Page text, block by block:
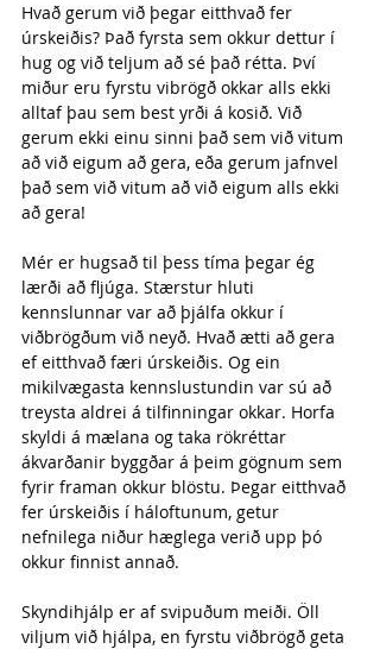
Hvað gerum við þegar eitthvað fer
úrskeiðis? Það fyrsta sem okkur dettur í
hug og við teljum að sé það rétta. Því
miður eru fyrstu vibrögð okkar alls ekki
alltaf þau sem best yrði á kosið. Við
gerum ekki einu sinni það sem við vitum
að við eigum að gera, eða gerum jafnvel
það sem við vitum að við eigum alls ekki
að gera!
Mér er hugsað til þess tíma þegar ég
lærði að fljúga. Stærstur hluti
kennslunnar var að þjálfa okkur í
viðbrögðum við neyð. Hvað ætti að gera
ef eitthvað færi úrskeiðis. Og ein
mikilvægasta kennslustundin var sú að
treysta aldrei á tilfinningar okkar. Horfa
skyldi á mælana og taka rökréttar
ákvarðanir byggðar á þeim gögnum sem
fyrir framan okkur blöstu. Þegar eitthvað
fer úrskeiðis í háloftunum, getur
nefnilega niður hæglega verið upp þó
okkur finnist annað.
Skyndihjálp er af svipuðum meiði. Öll
viljum við hjálpa, en fyrstu viðbrögð geta